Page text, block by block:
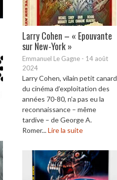
Larry Cohen – « Epouvante
sur New-York »
Emmanuel Le Gagne - 14 août
2024
Larry Cohen, vilain petit canard
du cinéma d’exploitation des
années 70-80, n’a pas eu la
reconnaissance – même
tardive – de George A.
Romer...Lire la suite